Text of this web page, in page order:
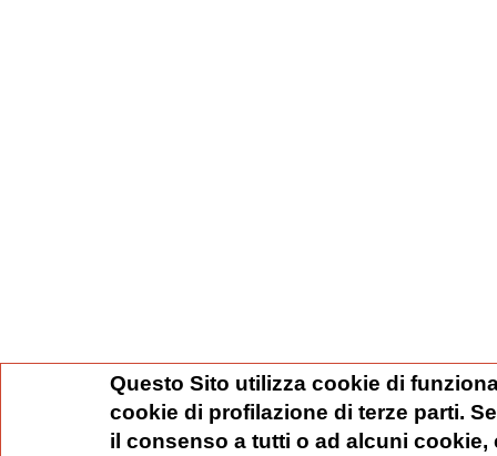
Questo Sito utilizza cookie di
cookie di profilazione di terze parti.
il consenso a tutti o ad alcuni